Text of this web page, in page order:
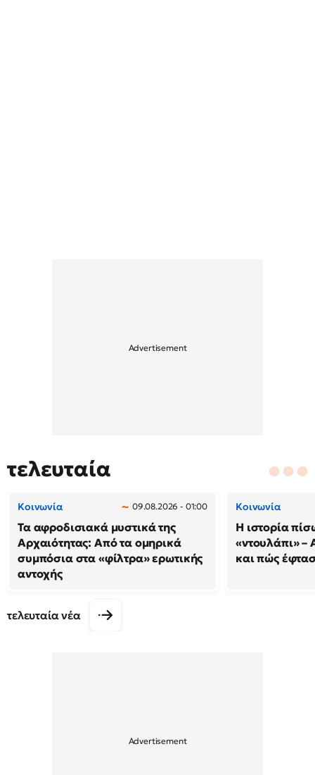
τελευταία
Κοινωνία 09.08.2026 - 01:00
Τα αφροδισιακά μυστικά της
Αρχαιότητας: Από τα ομηρικά
συμπόσια στα «φίλτρα» ερωτικής
αντοχής
Κοινωνία
Η ιστορία
«ντουλάπι» –
και πώς
τελευταία νέα